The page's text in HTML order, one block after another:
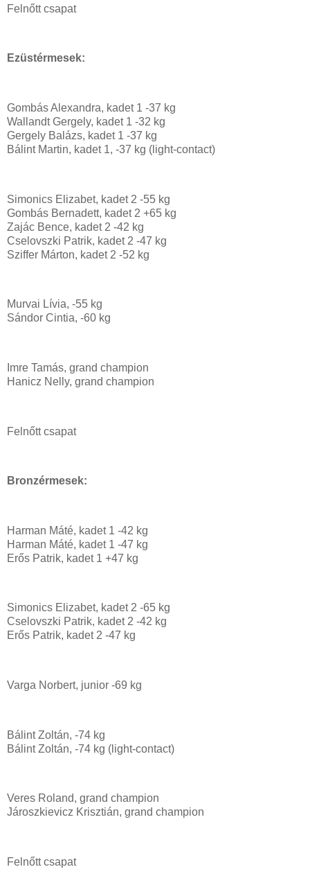
Felnőtt csapat
Ezüstérmesek:
Gombás Alexandra, kadet 1 -37 kg
Wallandt Gergely, kadet 1 -32 kg
Gergely Balázs, kadet 1 -37 kg
Bálint Martin, kadet 1, -37 kg (light-contact)
Simonics Elizabet, kadet 2 -55 kg
Gombás Bernadett, kadet 2 +65 kg
Zajác Bence, kadet 2 -42 kg
Cselovszki Patrik, kadet 2 -47 kg
Sziffer Márton, kadet 2 -52 kg
Murvai Lívia, -55 kg
Sándor Cintia, -60 kg
Imre Tamás, grand champion
Hanicz Nelly, grand champion
Felnőtt csapat
Bronzérmesek:
Harman Máté, kadet 1 -42 kg
Harman Máté, kadet 1 -47 kg
Erős Patrik, kadet 1 +47 kg
Simonics Elizabet, kadet 2 -65 kg
Cselovszki Patrik, kadet 2 -42 kg
Erős Patrik, kadet 2 -47 kg
Varga Norbert, junior -69 kg
Bálint Zoltán, -74 kg
Bálint Zoltán, -74 kg (light-contact)
Veres Roland, grand champion
Jároszkievicz Krisztián, grand champion
Felnőtt csapat